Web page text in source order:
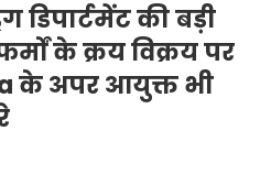
डिपार्टमेंट की बड़ी
के क्रय विक्रय पर
के अपर आयुक्त भी